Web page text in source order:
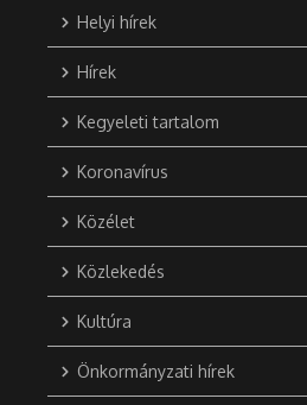
Helyi hírek
Hírek
Kegyeleti tartalom
Koronavírus
Közélet
Közlekedés
Kultúra
Önkormányzati hírek